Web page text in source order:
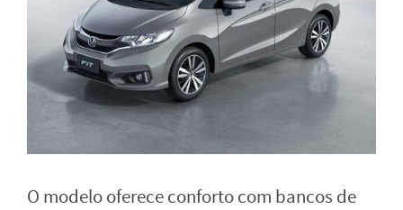
O modelo oferece conforto com bancos de